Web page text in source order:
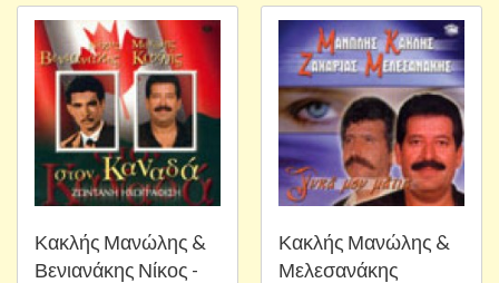
Κακλής Μανώλης &
Βενιανάκης Νίκος -
Κακλής Μανώλης &
Μελεσανάκης